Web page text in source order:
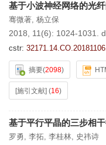
基于小波神经网络的光
骞微著, 杨立保
2018, 11(6): 1024-1031.
cstr:
摘要(2098)
[施引文献] (16)
基于平行平晶的三步相
罗勇, 李拓, 李桂林, 史祎诗